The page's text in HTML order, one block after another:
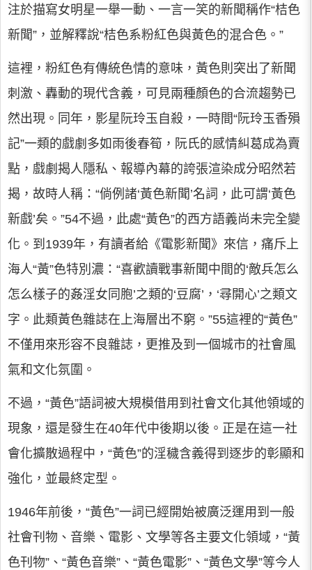
注於描寫女明星一舉一動、一言一笑的新聞稱作“桔色
新聞”，並解釋說“桔色系粉紅色與黃色的混合色。”
這裡，粉紅色有傳統色情的意味，黃色則突出了新聞
刺激、轟動的現代含義，可見兩種顏色的合流趨勢已
然出現。同年，影星阮玲玉自殺，一時間“阮玲玉香殞
記”一類的戲劇多如雨後春筍，阮氏的感情糾葛成為賣
點，戲劇揭人隱私、報導內幕的誇張渲染成分昭然若
揭，故時人稱：“倘例諸‘黃色新聞’名詞，此可謂‘黃色
新戲’矣。”54不過，此處“黃色”的西方語義尚未完全變
化。到1939年，有讀者給《電影新聞》來信，痛斥上
海人“黃”色特別濃：“喜歡讀戰事新聞中間的‘敵兵怎么
怎么樣子的姦淫女同胞’之類的‘豆腐’，‘尋開心’之類文
字。此類黃色雜誌在上海層出不窮。”55這裡的“黃色”
不僅用來形容不良雜誌，更推及到一個城市的社會風
氣和文化氛圍。
不過，“黃色”語詞被大規模借用到社會文化其他領域的
現象，還是發生在40年代中後期以後。正是在這一社
會化擴散過程中，“黃色”的淫穢含義得到逐步的彰顯和
強化，並最終定型。
1946年前後，“黃色”一詞已經開始被廣泛運用到一般
社會刊物、音樂、電影、文學等各主要文化領域，“黃
色刊物”、“黃色音樂”、“黃色電影”、“黃色文學”等今人